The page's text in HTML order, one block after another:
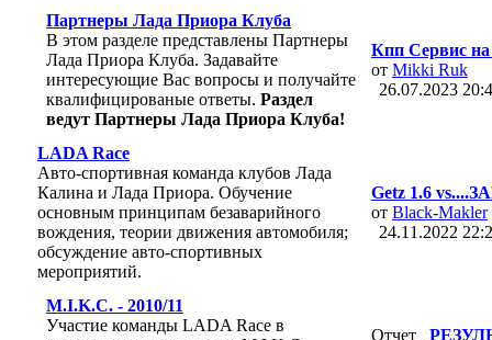
Партнеры Лада Приора Клуба
В этом разделе представлены Партнеры
Лада Приора Клуба. Задавайте
интересующие Вас вопросы и получайте
квалифицированые ответы. Раздел
ведут Партнеры Лада Приора Клуба!
Кпп Сервис
от Mikki Ruk
26.07.2023
LADA Race
Авто-спортивная команда клубов Лада
Калина и Лада Приора. Обучение
основным принципам безаварийного
вождения, теории движения автомобиля;
обсуждение авто-спортивных
мероприятий.
Getz 1.6
от Black-Makler
24.11.2022
M.I.K.C. - 2010/11
Участие команды LADA Race в
Отчет